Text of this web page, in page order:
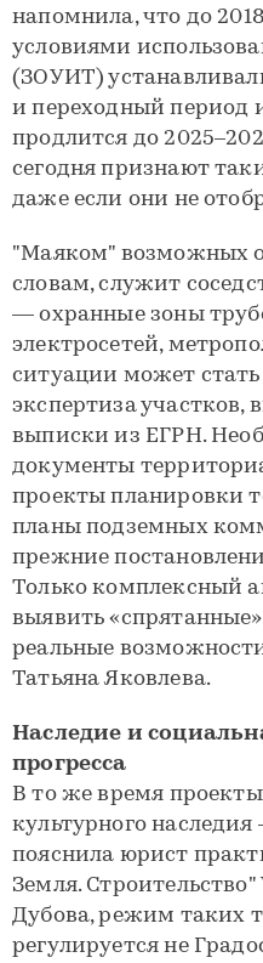
напомнила, что до
условиями
(ЗОУИТ)
и переходный период
продлится до
сегодня признают
даже если они не
"Маяком" возможных
словам, служит
— охранные зоны
электросетей,
ситуации может стать
экспертиза участков,
выписки из ЕГРН.
документы
проекты планировки
планы подземных
прежние
Только комплексный
выявить
реальные
Татьяна Яковлева.
Наследие и
прогресса
В то же время
культурного
пояснила юрист
Земля. Строительство"
Дубова, режим таких
регулируется не